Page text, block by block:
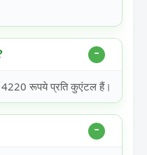
रूपये प्रति कुएंटल हैं।